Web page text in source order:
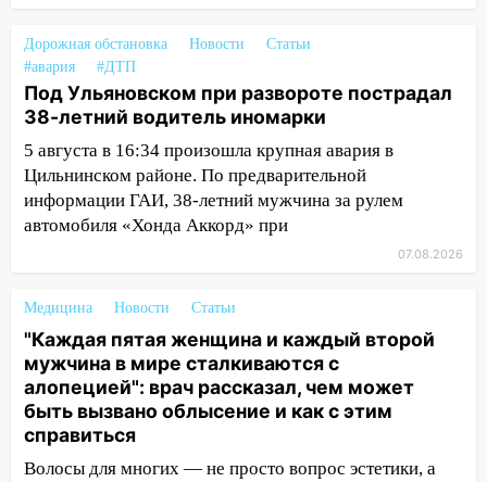
12:31 Ульяновец хотел купить иномарку
из Европы и потерял 760 тысяч рублей
12:20 В Чердаклинском районе
столкнулись «Лада» и Chevrolet:
пострадал 14-летний подросток
12:00 Где есть бензин в Ульяновске 7
августа: список АЗС
приговор
11:38 В Ленинском районе пожар
полностью уничтожил дачный дом и
сарай
11:38 В Госдуме предложили отменить
ЕГЭ с 2027 года
Дорожная обстановка Новости
Статьи
#авария
#ДТП
Под Ульяновском при развороте пострадал
38-летний водитель иномарки
5 августа в 16:34 произошла крупная авария в
Цильнинском районе. По предварительной
информации ГАИ, 38-летний мужчина за рулем
автомобиля «Хонда Аккорд» при
07.08.2026
Медицина Новости Статьи
"Каждая пятая женщина и каждый второй
мужчина в мире сталкиваются с
алопецией": врач рассказал, чем может
быть вызвано облысение и как с этим
справиться
Волосы для многих — не просто вопрос эстетики, а